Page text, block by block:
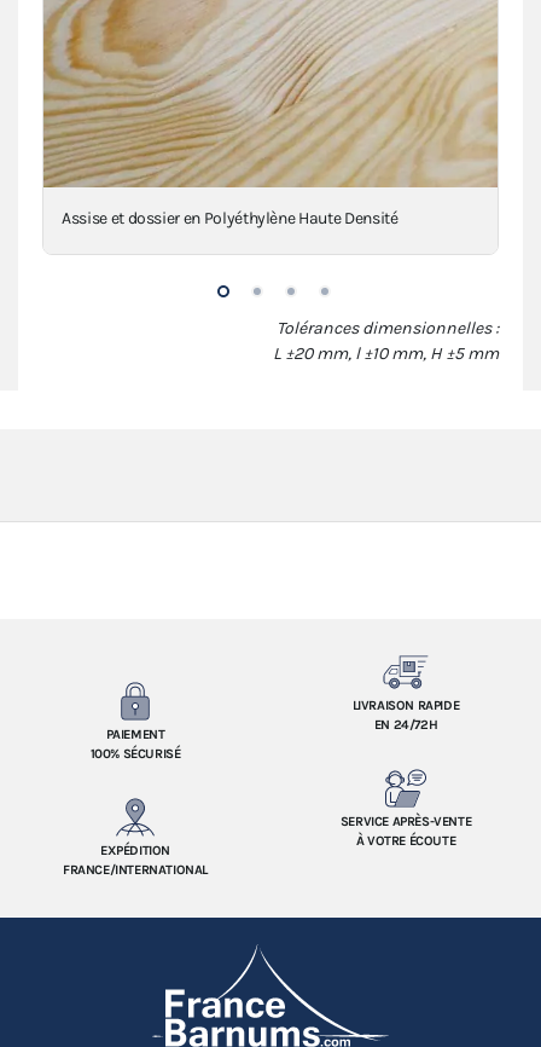
Tolérances dimensionnelles :
L ±20 mm, l ±10 mm, H ±5 mm
Assise et dossier en Polyéthylène Haute Densité
PAIEMENT
100% SÉCURISÉ
LIVRAISON RAPIDE
EN 24/72H
EXPÉDITION
FRANCE/INTERNATIONAL
SERVICE APRÈS-VENTE
À VOTRE ÉCOUTE